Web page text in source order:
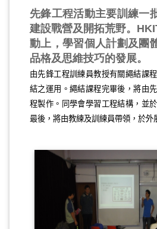
先鋒工程活動主要訓練一
建設戰營及開拓荒野。
動上，學習個人計劃及團
品格及思維技巧的發展。
由先鋒工程訓練員教授有關繩結課
結之運用。繩結課程完畢後，將由
程製作。同學會學習工程結構，並
最後，將由教練及訓練員帶領，於外